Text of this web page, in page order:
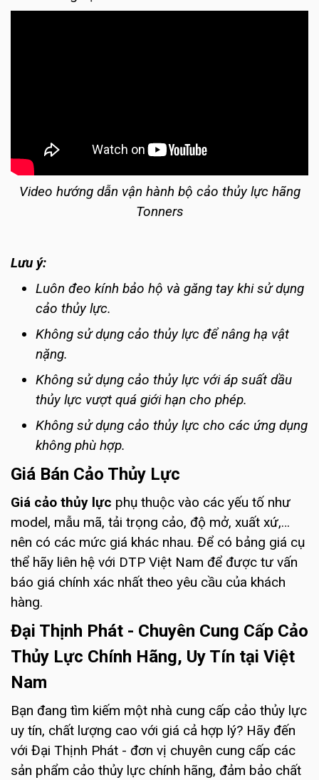
Video hướng dẫn vận hành bộ cảo thủy lực hãng
Tonners
Lưu ý:
Luôn đeo kính bảo hộ và găng tay khi sử dụng
cảo thủy lực.
Không sử dụng cảo thủy lực để nâng hạ vật
nặng.
Không sử dụng cảo thủy lực với áp suất dầu
thủy lực vượt quá giới hạn cho phép.
Không sử dụng cảo thủy lực cho các ứng dụng
không phù hợp.
Giá Bán Cảo Thủy Lực
Giá cảo thủy lực phụ thuộc vào các yếu tố như
model, mẫu mã, tải trọng cảo, độ mở, xuất xứ,…
nên có các mức giá khác nhau. Để có bảng giá cụ
thể hãy liên hệ với DTP Việt Nam để được tư vấn
báo giá chính xác nhất theo yêu cầu của khách
hàng.
Đại Thịnh Phát - Chuyên Cung Cấp Cảo
Thủy Lực Chính Hãng, Uy Tín tại Việt
Nam
Bạn đang tìm kiếm một nhà cung cấp cảo thủy lực
uy tín, chất lượng cao với giá cả hợp lý? Hãy đến
với Đại Thịnh Phát - đơn vị chuyên cung cấp các
sản phẩm cảo thủy lực chính hãng, đảm bảo chất